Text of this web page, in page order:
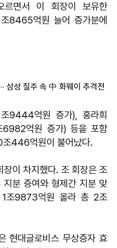
면서 이 회장이 보유한
8465억원 늘어 증가분에
삼성 질주 속 中 화웨이 추격전
9444억원 증가), 홍라희
6982억원 증가) 등을 포함
조446억원이 불어났다.
이 차지했다. 조 회장은 조
분 증여와 형제간 지분 맞
조9873억원 올라 총 2조
현대글로비스 무상증자 효